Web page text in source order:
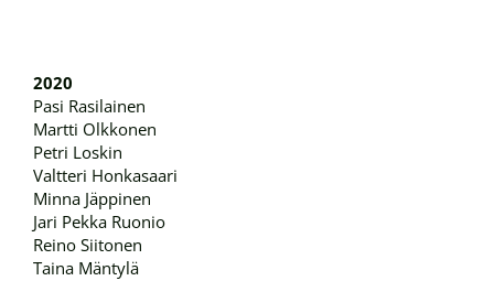
2020
Pasi Rasilainen
Martti Olkkonen
Petri Loskin
Valtteri Honkasaari
Minna Jäppinen
Jari Pekka Ruonio
Reino Siitonen
Taina Mäntylä